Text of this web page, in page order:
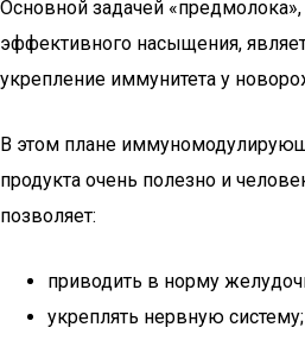
Основной задачей
эффективного насыщения,
укрепление иммунитета у
В этом плане
продукта очень полезно и
позволяет:
приводить в норму
укреплять нервную систему;